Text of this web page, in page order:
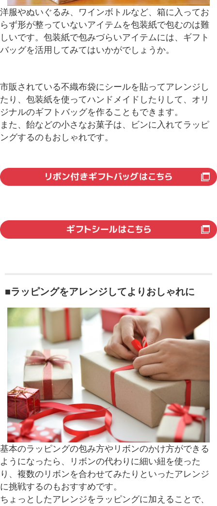
洋服やぬいぐるみ、ワインボトルなど、箱に入ってお
らず形が整っていないアイテムを包装紙で包むのは難
しいです。包装紙で包みづらいアイテムには、ギフト
バッグを活用してみてはいかがでしょうか。
市販されている不織布袋にシールを貼ってアレンジし
たり、包装紙を使ってハンドメイドしたりして、オリ
ジナルのギフトバッグを作ることもできます。
また、飴などの小さなお菓子は、ビンに入れてラッピ
ングするのもおしゃれです。
■ラッピングをアレンジしてよりおしゃれに
基本のラッピングの包み方やリボンのかけ方ができる
ようになったら、リボンの代わりに細い紐を使った
り、複数のリボンを合わせてみたりといったアレンジ
に挑戦するのもおすすめです。
ちょっとしたアレンジをラッピングに加えることで、